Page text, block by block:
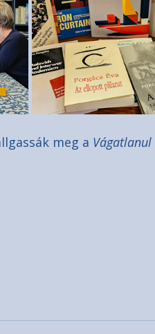
meg a Vágatlanul